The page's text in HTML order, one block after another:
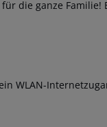
die ganze Familie!
WLAN-